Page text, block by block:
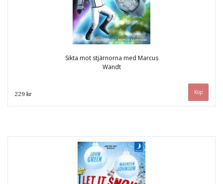
Sikta mot stjärnorna med Marcus
Wandt
229 kr